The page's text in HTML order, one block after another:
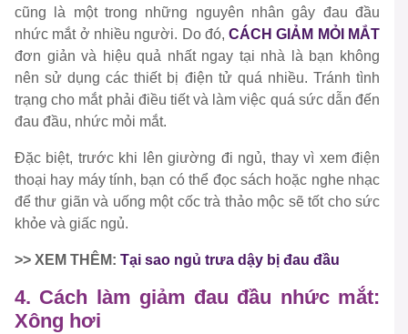
cũng là một trong những nguyên nhân gây đau đầu
nhức mắt ở nhiều người. Do đó,CÁCH GIẢM MỎI MẮT
đơn giản và hiệu quả nhất ngay tại nhà là bạn không
nên sử dụng các thiết bị điện tử quá nhiều. Tránh tình
trạng cho mắt phải điều tiết và làm việc quá sức dẫn đến
đau đầu, nhức mỏi mắt.
Đặc biệt, trước khi lên giường đi ngủ, thay vì xem điện
thoại hay máy tính, bạn có thể đọc sách hoặc nghe nhạc
để thư giãn và uống một cốc trà thảo mộc sẽ tốt cho sức
khỏe và giấc ngủ.
>> XEM THÊM: Tại sao ngủ trưa dậy bị đau đầu
4. Cách làm giảm đau đầu nhức mắt:
Xông hơi